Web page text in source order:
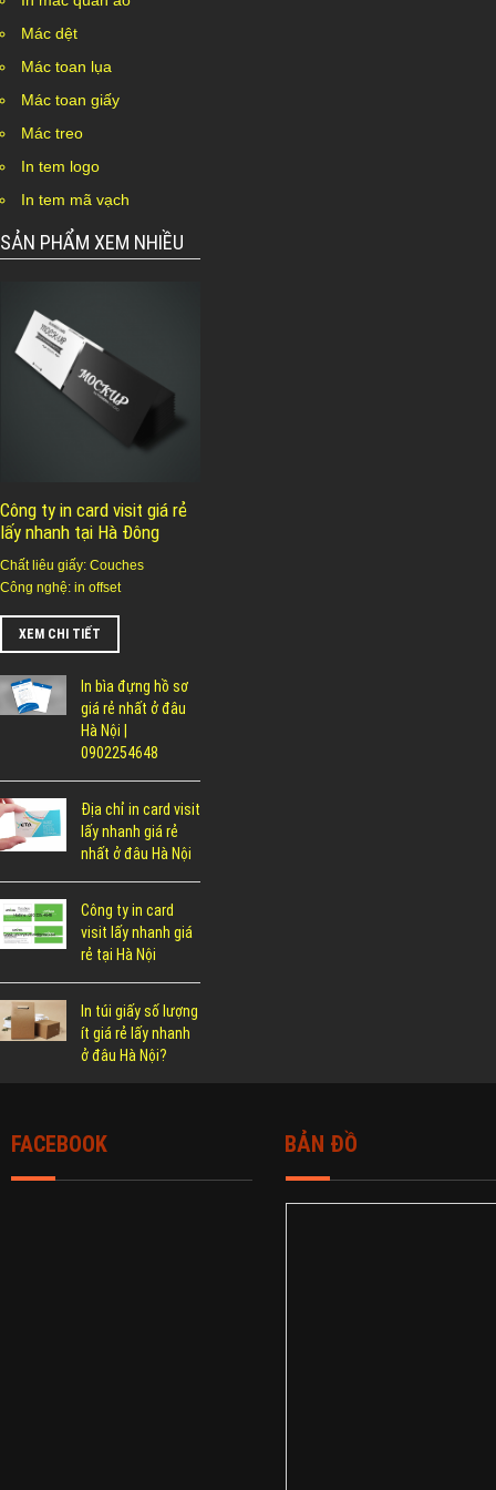
Mác dệt
Mác toan lụa
Mác toan giấy
Mác treo
In tem logo
In tem mã vạch
SẢN PHẨM XEM NHIỀU
Công ty in card visit giá rẻ
lấy nhanh tại Hà Đông
Chất liêu giấy: Couches
Công nghệ: in offset
XEM CHI TIẾT
In bìa đựng hồ sơ
giá rẻ nhất ở đâu
Hà Nội |
0902254648
Địa chỉ in card visit
lấy nhanh giá rẻ
nhất ở đâu Hà Nội
Công ty in card
visit lấy nhanh giá
rẻ tại Hà Nội
In túi giấy số lượng
ít giá rẻ lấy nhanh
ở đâu Hà Nội?
FACEBOOK BẢN ĐỒ